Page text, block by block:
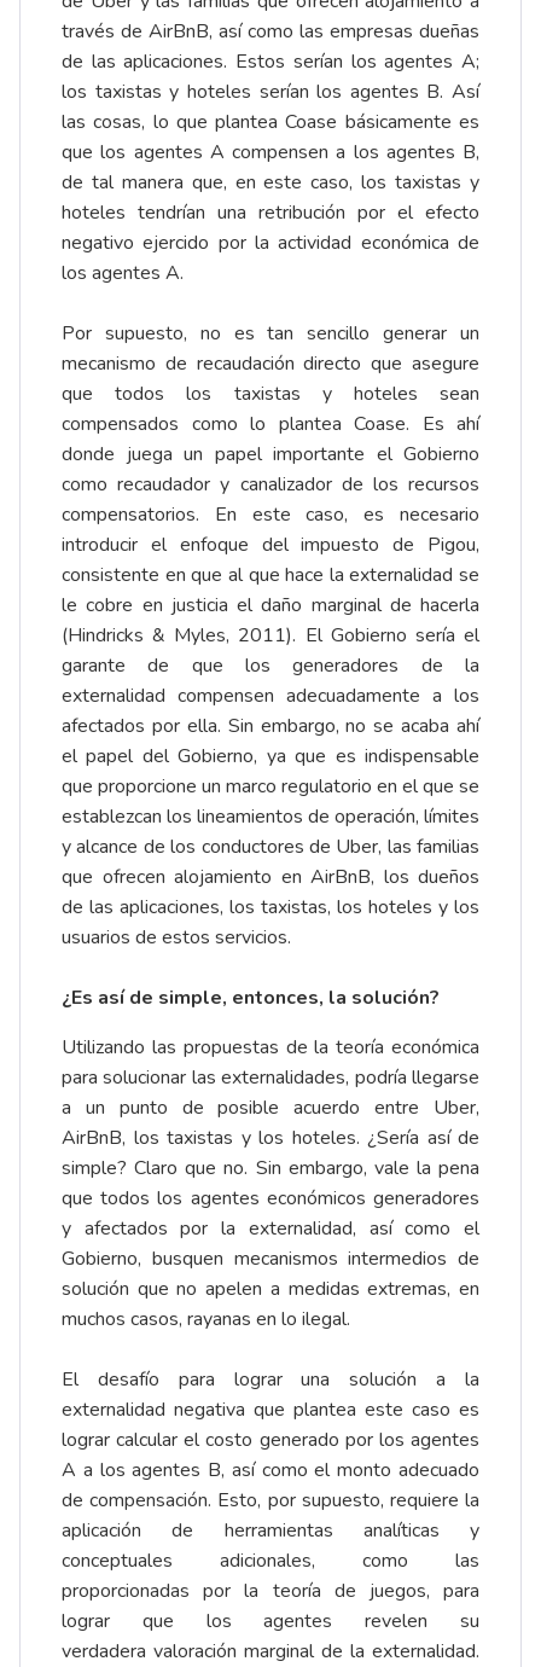
través de AirBnB, así como las empresas dueñas
de las aplicaciones. Estos serían los agentes A;
los taxistas y hoteles serían los agentes B. Así
las cosas, lo que plantea Coase básicamente es
que los agentes A compensen a los agentes B,
de tal manera que, en este caso, los taxistas y
hoteles tendrían una retribución por el efecto
negativo ejercido por la actividad económica de
los agentes A.
Por supuesto, no es tan sencillo generar un
mecanismo de recaudación directo que asegure
que todos los taxistas y hoteles sean
compensados como lo plantea Coase. Es ahí
donde juega un papel importante el Gobierno
como recaudador y canalizador de los recursos
compensatorios. En este caso, es necesario
introducir el enfoque del impuesto de Pigou,
consistente en que al que hace la externalidad se
le cobre en justicia el daño marginal de hacerla
(Hindricks & Myles, 2011). El Gobierno sería el
garante de que los generadores de la
externalidad compensen adecuadamente a los
afectados por ella. Sin embargo, no se acaba ahí
el papel del Gobierno, ya que es indispensable
que proporcione un marco regulatorio en el que se
establezcan los lineamientos de operación, límites
y alcance de los conductores de Uber, las familias
que ofrecen alojamiento en AirBnB, los dueños
de las aplicaciones, los taxistas, los hoteles y los
usuarios de estos servicios.
¿Es así de simple, entonces, la solución?
Utilizando las propuestas de la teoría económica
para solucionar las externalidades, podría llegarse
a un punto de posible acuerdo entre Uber,
AirBnB, los taxistas y los hoteles. ¿Sería así de
simple? Claro que no. Sin embargo, vale la pena
que todos los agentes económicos generadores
y afectados por la externalidad, así como el
Gobierno, busquen mecanismos intermedios de
solución que no apelen a medidas extremas, en
muchos casos, rayanas en lo ilegal.
El desafío para lograr una solución a la
externalidad negativa que plantea este caso es
lograr calcular el costo generado por los agentes
A a los agentes B, así como el monto adecuado
de compensación. Esto, por supuesto, requiere la
aplicación de herramientas analíticas y
conceptuales adicionales, como las
proporcionadas por la teoría de juegos, para
lograr que los agentes revelen su
verdadera valoración marginal de la externalidad.